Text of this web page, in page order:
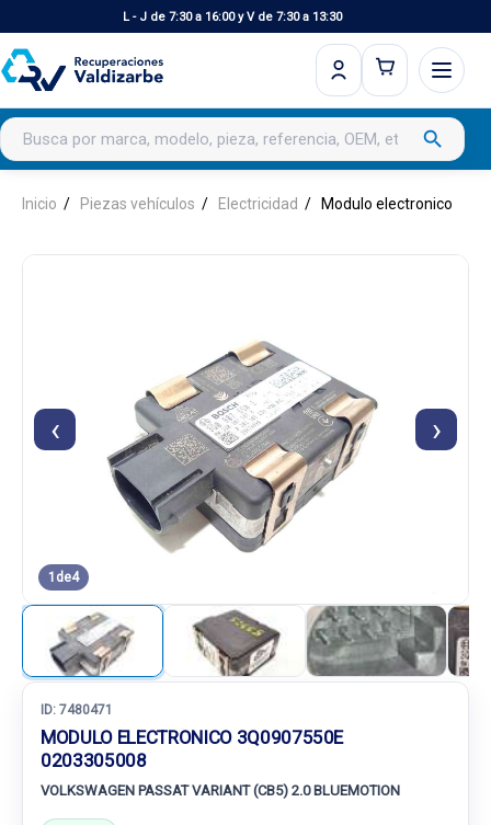
L - J de 7:30 a 16:00 y V de 7:30 a 13:30
Buscar productos search
Inicio Piezas vehículos Electricidad Modulo electronico
‹ ›
1 de4
ID: 7480471
MODULO ELECTRONICO 3Q0907550E
0203305008
VOLKSWAGEN PASSAT VARIANT (CB5) 2.0 BLUEMOTION